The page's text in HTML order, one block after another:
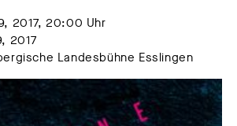
2017, 20:00 Uhr
2017
Landesbühne Esslingen